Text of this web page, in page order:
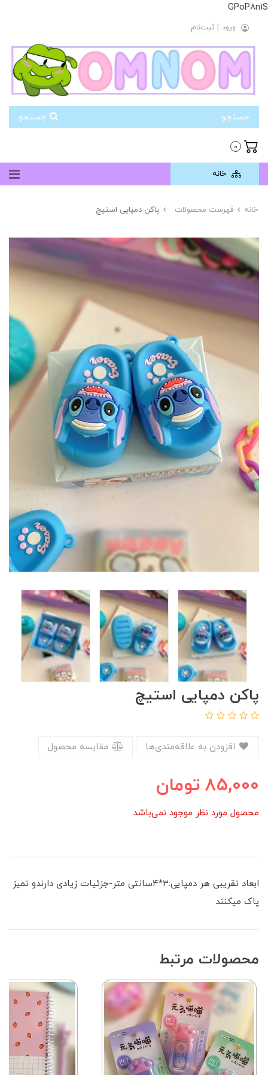
GPoP8n1S
ورود | ثبت‌نام
0
خانه
خانه فهرست محصولات پاکن دمپایی استیچ
پاکن دمپایی استیچ
مقایسه محصول
85,000 تومان
محصول مورد نظر موجود نمی‌باشد.
ابعاد تقریبی هر دمپایی:۳*۴سانتی متر-جزئیات زیادی دارندو تمیز
پاک میکنند
محصولات مرتبط